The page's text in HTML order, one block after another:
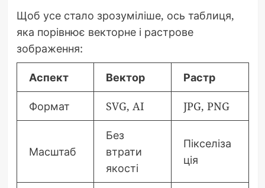
Щоб усе стало зрозуміліше, ось таблиця,
яка порівнює векторне і растрове
зображення:
Аспект Вектор Растр
Формат SVG, AI JPG, PNG
Масштаб
Без
втрати
якості
Пікселіза
ція